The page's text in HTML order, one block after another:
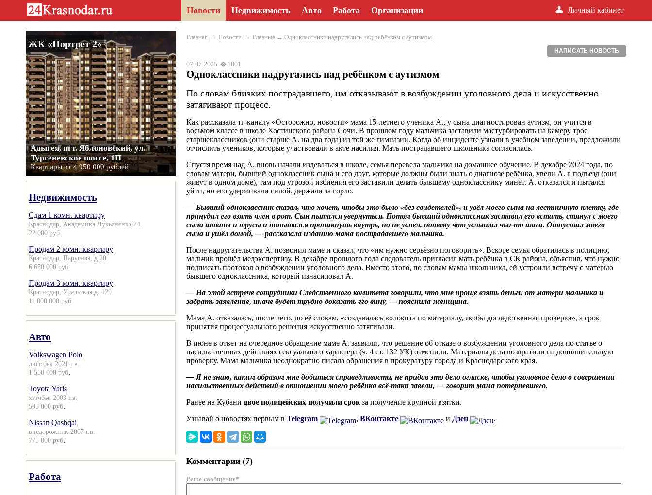
Новости Недвижимость Авто Работа Организации Личный кабинет
ЖК «Портрет 2»
Адыгея, пгт. Яблоновский, ул.
Тургеневское шоссе, 1П
Квартиры от 4 950 000 рублей
Недвижимость
Сдам 1 комн. квартиру
Краснодар, Академика Лукьяненко 24
22 000 руб
Продам 2 комн. квартиру
Краснодар, Парусная, д.20
6 650 000 руб
Продам 3 комн. квартиру
Краснодар, Уральская,д. 129
11 000 000 руб
Авто
Volkswagen Polo
лифтбек 2021 г.в.
1 550 000 руб.
Toyota Yaris
хэтчбэк 2003 г.в.
505 000 руб.
Nissan Qashqai
внедорожник 2007 г.в.
775 000 руб.
Работа
Главная → Новости → Главные → Одноклассники надругались над ребёнком с аутизмом
НАПИСАТЬ НОВОСТЬ
07.07.2025 1001
Одноклассники надругались над ребёнком с аутизмом
По словам близких пострадавшего, им отказывают в возбуждении уголовного дела и искусственно
затягивают процесс.
Как рассказала тг-каналу «Осторожно, новости» мама 15-летнего ученика А., у сына диагностирован аутизм, он учится в
восьмом классе в школе Хостинского района Сочи. В прошлом году мальчика заставили мастурбировать на камеру трое
старшеклассников (они старше А. на два года) из той же гимназии. Когда об инциденте узнали в учебном заведении, предложили
отчислить учеников, которые участвовали в акте насилия. Мать пострадавшего школьника согласилась.
Спустя время над А. вновь начали издеваться в школе, семья перевела мальчика на домашнее обучение. В декабре 2024 года, по
словам матери, бывший одноклассник сына и его друг, которые должны были знать о диагнозе ребёнка, увели А. в подъезд (они
живут в одном доме), там под угрозой избиения его заставили делать бывшему однокласснику минет. А. отказался и пытался
уйти, но его удерживали силой, держали за горло.
— Бывший одноклассник сказал, что хочет, чтобы это было «без свидетелей», и увёл моего сына на лестничную клетку, где
принудил его взять член в рот. Сын пытался увернуться. Потом бывший одноклассник заставил его встать, стянул с моего
сына штаны и трусы и попытался проникнуть внутрь, но не успел, потому что услышал чьи-то шаги. Отпустил моего
сына и ушёл домой, — рассказала изданию мама пострадавшего мальчика.
После надругательства А. позвонил маме и сказал, что «им нужно серьёзно поговорить». Вскоре семья обратилась в полицию,
мальчик прошёл медэкспертизу. В декабре прошлого года следователь пригласил мать ребёнка в СК района, объяснив, что нужно
подписать протокол о возбуждении уголовного дела. Вместо этого, по словам мамы школьника, ей устроили встречу с матерью
бывшего одноклассника, который изнасиловал А.
— На этой встрече сотрудники Следственного комитета говорили, что мне проще взять деньги от матери мальчика и
забрать заявление, иначе будет трудно доказать его вину, — пояснила женщина.
Мама А. отказалась, после чего, по её словам, «создавалась волокита по материалу, якобы доследственная проверка», а срок
принятия процессуального решения искусственно затягивали.
В июне в ответ на очередное обращение маме А. заявили, что решение об отказе о возбуждении уголовного дела по статье о
насильственных действиях сексуального характера (ч. 4 ст. 132 УК) отменили. Материалы дела возвратили на дополнительную
проверку. Мама мальчика неоднократно писала обращения в прокуратуру города и Краснодарского края.
— Я не знаю, каким образом мне добиться справедливости, не придав это дело огласке, чтобы уголовное дело о совершении
насильственных действий в отношении моего ребёнка всё-таки завели, — говорит мама потерпевшего.
Ранее на Кубани двое полицейских получили срок за получение крупной взятки.
Узнавай о новостях первым в Telegram , ВКонтакте и Дзен .
Комментарии (7)
Ваше сообщение*